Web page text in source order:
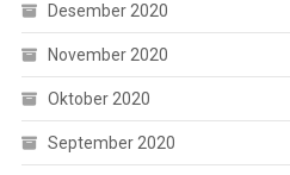
Desember 2020
November 2020
Oktober 2020
September 2020